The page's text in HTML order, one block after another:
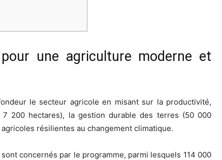
une agriculture moderne et
le secteur agricole en misant sur la productivité,
200 hectares), la gestion durable des terres (50 000
résilientes au changement climatique.
concernés par le programme, parmi lesquels 114 000